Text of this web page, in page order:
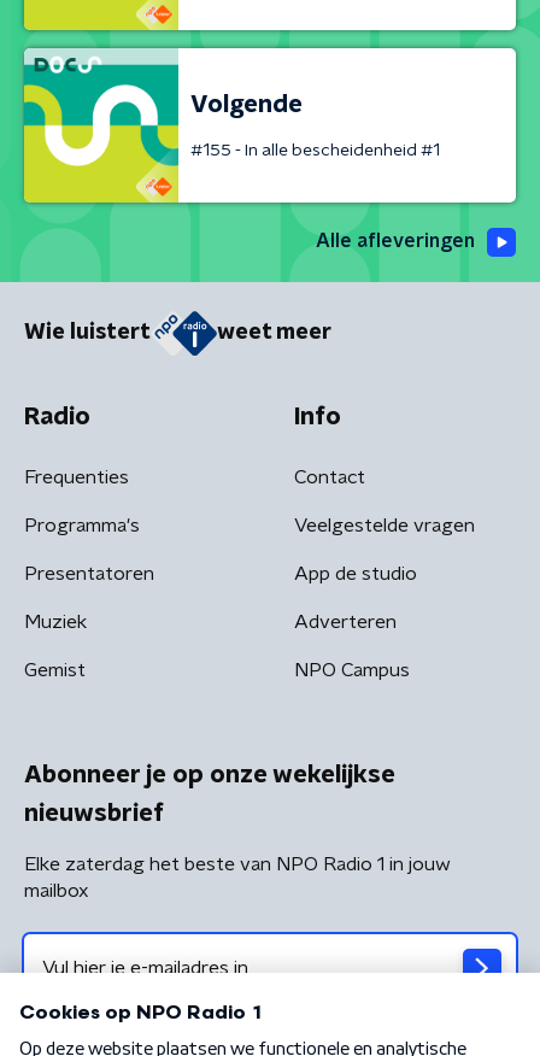
Volgende
#155 - In alle bescheidenheid #1
Alle afleveringen
Wie luistert weet meer
Radio
Frequenties
Programma's
Presentatoren
Muziek
Gemist
Info
Contact
Veelgestelde vragen
App de studio
Adverteren
NPO Campus
Abonneer je op onze wekelijkse
nieuwsbrief
Elke zaterdag het beste van NPO Radio 1 in jouw
mailbox